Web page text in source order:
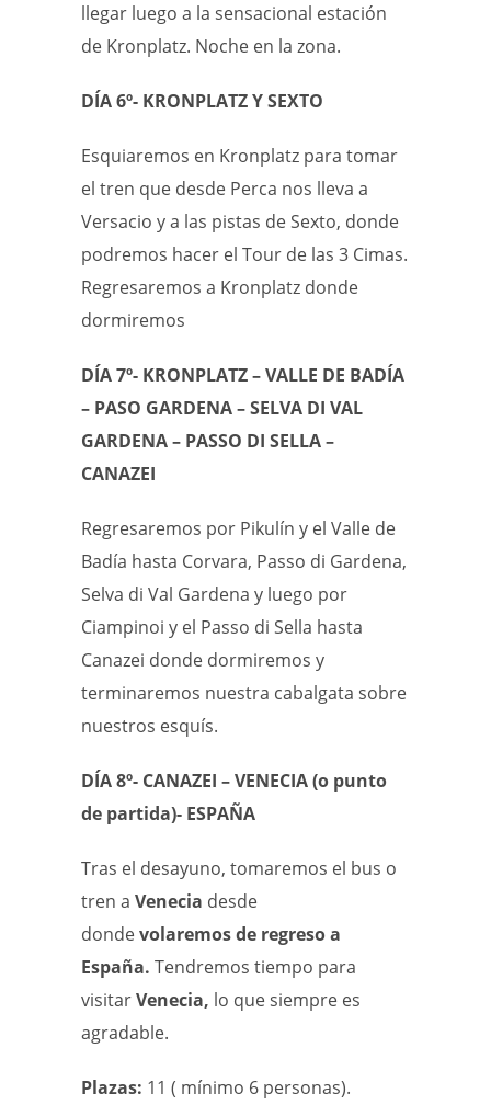
llegar luego a la sensacional estación
de Kronplatz. Noche en la zona.
DÍA 6º- KRONPLATZ Y SEXTO
Esquiaremos en Kronplatz para tomar
el tren que desde Perca nos lleva a
Versacio y a las pistas de Sexto, donde
podremos hacer el Tour de las 3 Cimas.
Regresaremos a Kronplatz donde
dormiremos
DÍA 7º- KRONPLATZ – VALLE DE BADÍA
– PASO GARDENA – SELVA DI VAL
GARDENA – PASSO DI SELLA –
CANAZEI
Regresaremos por Pikulín y el Valle de
Badía hasta Corvara, Passo di Gardena,
Selva di Val Gardena y luego por
Ciampinoi y el Passo di Sella hasta
Canazei donde dormiremos y
terminaremos nuestra cabalgata sobre
nuestros esquís.
DÍA 8º- CANAZEI – VENECIA (o punto
de partida)- ESPAÑA
Tras el desayuno, tomaremos el bus o
tren a Venecia desde
dondevolaremos de regreso a
España. Tendremos tiempo para
visitarVenecia, lo que siempre es
agradable.
Plazas: 11 ( mínimo 6 personas).